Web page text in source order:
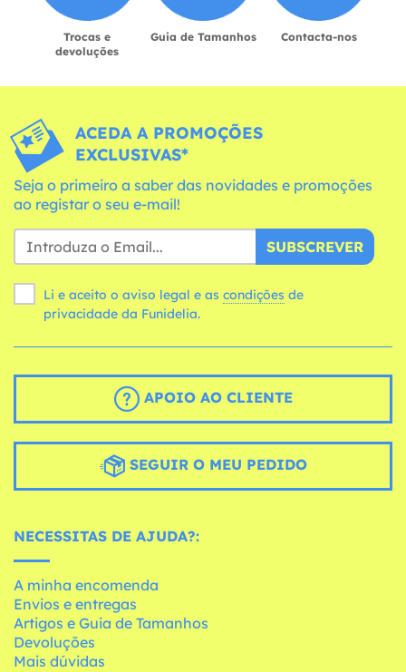
Trocas e
devoluções
Guia de Tamanhos Contacta-nos
ACEDA A PROMOÇÕES
EXCLUSIVAS*
Seja o primeiro a saber das novidades e promoções
ao registar o seu e-mail!
SUBSCREVER
Li e aceito o aviso legal e as condições
privacidade da Funidelia.
APOIO AO CLIENTE
SEGUIR O MEU PEDIDO
NECESSITAS DE AJUDA?:
A minha encomenda
Envios e entregas
Artigos e Guia de Tamanhos
Devoluções
Mais dúvidas